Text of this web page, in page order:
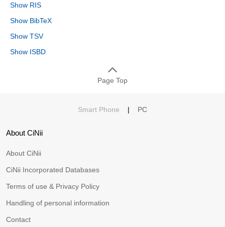
Show RIS
Show BibTeX
Show TSV
Show ISBD
Page Top
Smart Phone | PC
About CiNii
About CiNii
CiNii Incorporated Databases
Terms of use & Privacy Policy
Handling of personal information
Contact